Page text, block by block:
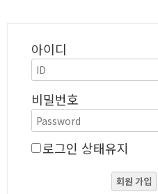
아이디
비밀번호
로그인 상태유지
회원 가입